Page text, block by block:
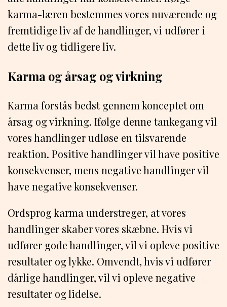
karma-læren bestemmes vores nuværende og
fremtidige liv af de handlinger, vi udfører i
dette liv og tidligere liv.
Karma og årsag og virkning
Karma forstås bedst gennem konceptet om
årsag og virkning. Ifølge denne tankegang vil
vores handlinger udløse en tilsvarende
reaktion. Positive handlinger vil have positive
konsekvenser, mens negative handlinger vil
have negative konsekvenser.
Ordsprog karma understreger, at vores
handlinger skaber vores skæbne. Hvis vi
udfører gode handlinger, vil vi opleve positive
resultater og lykke. Omvendt, hvis vi udfører
dårlige handlinger, vil vi opleve negative
resultater og lidelse.